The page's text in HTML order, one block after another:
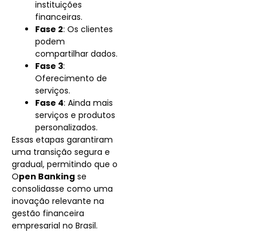
instituições
financeiras.
Fase 2: Os clientes
podem
compartilhar dados.
Fase 3:
Oferecimento de
serviços.
Fase 4: Ainda mais
serviços e produtos
personalizados.
Essas etapas garantiram
uma transição segura e
gradual, permitindo que o
Open Banking se
consolidasse como uma
inovação relevante na
gestão financeira
empresarial no Brasil.